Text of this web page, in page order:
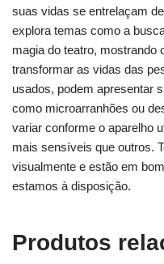
suas vidas se entrelaçam
explora temas como a
magia do teatro, mostrando
transformar as vidas das
usados, podem apresentar
como microarranhões ou
variar conforme o aparelho
mais sensíveis que outros.
visualmente e estão em
estamos à disposição.
Produtos